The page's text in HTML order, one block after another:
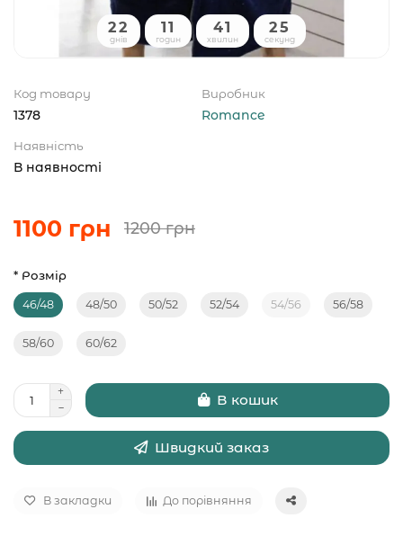
22
днів
11
годин
41
хвилин
25
секунд
Код товару
1378
Виробник
Romance
Наявність
В наявності
1100 грн 1200 грн
* Розмір
46/48 48/50 50/52 52/54 54/56 56/58
58/60 60/62
В кошик
Швидкий заказ
В закладки До порівняння